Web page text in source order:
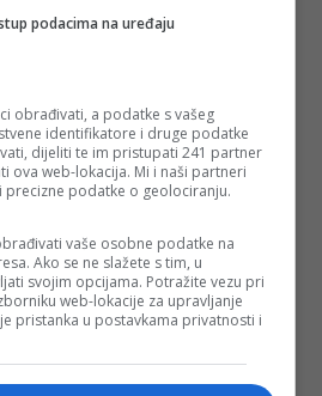
podacima na uređaju
obrađivati, a podatke s vašeg
identifikatore i druge podatke
dijeliti te im pristupati 241 partner
ova web-lokacija. Mi i naši partneri
podatke o geolociranju.
vaše osobne podatke na
Ako se ne slažete s tim, u
svojim opcijama. Potražite vezu pri
web-lokacije za upravljanje
pristanka u postavkama privatnosti i